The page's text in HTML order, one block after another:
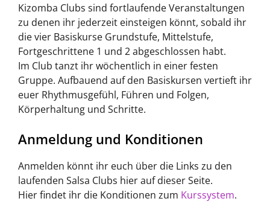
Kizomba Clubs sind fortlaufende Veranstaltungen
zu denen ihr jederzeit einsteigen könnt, sobald ihr
die vier Basiskurse Grundstufe, Mittelstufe,
Fortgeschrittene 1 und 2 abgeschlossen habt.
Im Club tanzt ihr wöchentlich in einer festen
Gruppe. Aufbauend auf den Basiskursen vertieft ihr
euer Rhythmusgefühl, Führen und Folgen,
Körperhaltung und Schritte.
Anmeldung und Konditionen
Anmelden könnt ihr euch über die Links zu den
laufenden Salsa Clubs hier auf dieser Seite.
Hier findet ihr die Konditionen zum Kurssystem.